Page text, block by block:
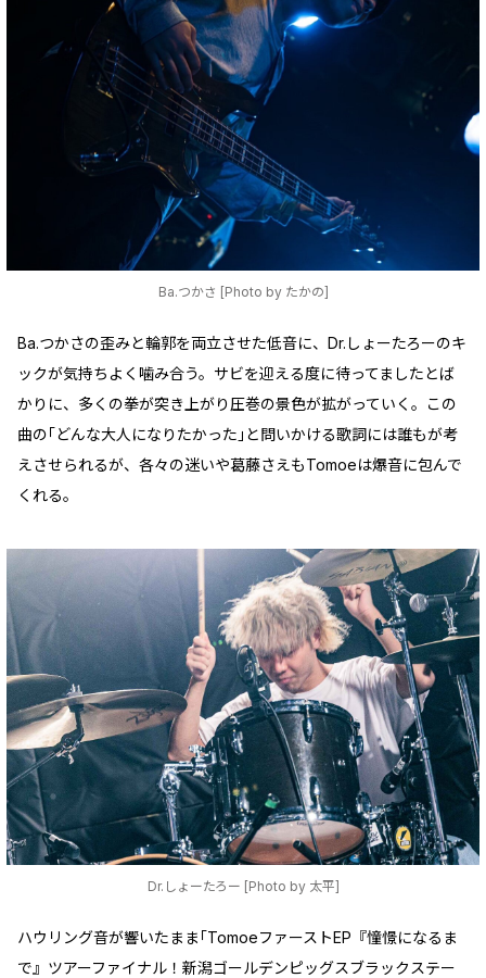
Ba.つかさ [Photo by たかの]
Ba.つかさの歪みと輪郭を両立させた低音に、Dr.しょーたろーのキ
ックが気持ちよく噛み合う。サビを迎える度に待ってましたとば
かりに、多くの拳が突き上がり圧巻の景色が拡がっていく。この
曲の｢どんな大人になりたかった｣と問いかける歌詞には誰もが考
えさせられるが、各々の迷いや葛藤さえもTomoeは爆音に包んで
くれる。
Dr.しょーたろー [Photo by 太平]
ハウリング音が響いたまま｢TomoeファーストEP『憧憬になるま
で』ツアーファイナル！新潟ゴールデンピッグスブラックステー